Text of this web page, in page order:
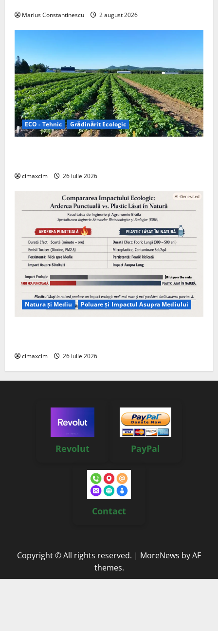
Marius Constantinescu 2 august 2026
ECO - Tehnic Grădinărit Ecologic
cimaxcim 26 iulie 2026
Natura și Mediu Poluare și Impactul Asupra Mediului
cimaxcim 26 iulie 2026
Revolut PayPal
Contact
Copyright © All rights reserved. | MoreNews by AF
themes.